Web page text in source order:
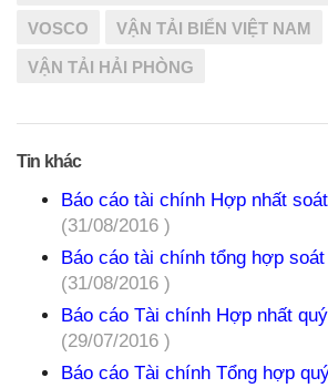
VOSCO VẬN TẢI BIỂN VIỆT NAM
VẬN TẢI HẢI PHÒNG
Tin khác
Báo cáo tài chính Hợp nhất
(31/08/2016 )
Báo cáo tài chính tổng hợp
(31/08/2016 )
Báo cáo Tài chính Hợp nhất
(29/07/2016 )
Báo cáo Tài chính Tổng hợp